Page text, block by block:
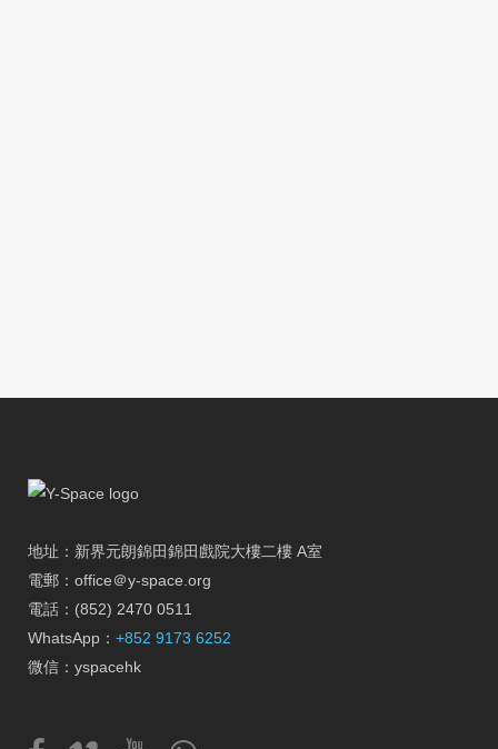
地址：新界元朗錦田錦田戲院大樓二樓 A室
電郵：office＠y-space.org
電話：(852) 2470 0511
WhatsApp： +852 9173 6252
微信：yspacehk